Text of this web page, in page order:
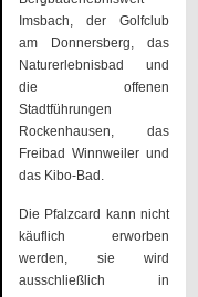
Imsbach, der Golfclub
am Donnersberg, das
Naturerlebnisbad und
die offenen
Stadtführungen
Rockenhausen, das
Freibad Winnweiler und
das Kibo-Bad.
Die Pfalzcard kann nicht
käuflich erworben
werden, sie wird
ausschließlich in